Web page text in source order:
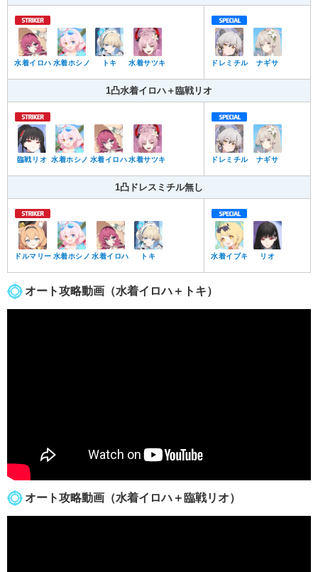
水着イロハ 水着ホシノ トキ 水着サツキ ドレミチル ナギサ
1凸水着イロハ＋臨戦リオ
臨戦リオ 水着ホシノ 水着イロハ 水着サツキ ドレミチル ナギサ
1凸ドレスミチル無し
ドルマリー 水着ホシノ 水着イロハ トキ 水着イブキ リオ
オート攻略動画（水着イロハ＋トキ）
オート攻略動画（水着イロハ＋臨戦リオ）